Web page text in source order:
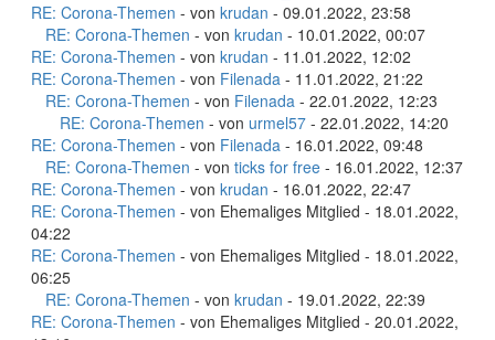
RE: Corona-Themen - von krudan - 09.01.2022, 23:58
RE: Corona-Themen - von krudan - 10.01.2022, 00:07
RE: Corona-Themen - von krudan - 11.01.2022, 12:02
RE: Corona-Themen - von Filenada - 11.01.2022, 21:22
RE: Corona-Themen - von Filenada - 22.01.2022, 12:23
RE: Corona-Themen - von urmel57 - 22.01.2022, 14:20
RE: Corona-Themen - von Filenada - 16.01.2022, 09:48
RE: Corona-Themen - von ticks for free - 16.01.2022, 12:37
RE: Corona-Themen - von krudan - 16.01.2022, 22:47
RE: Corona-Themen - von Ehemaliges Mitglied - 18.01.2022,
04:22
RE: Corona-Themen - von Ehemaliges Mitglied - 18.01.2022,
06:25
RE: Corona-Themen - von krudan - 19.01.2022, 22:39
RE: Corona-Themen - von Ehemaliges Mitglied - 20.01.2022,